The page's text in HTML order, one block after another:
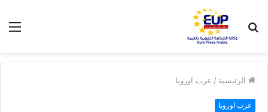
عن
الرئيسية / عرب اوروبا
عرب اوروبا